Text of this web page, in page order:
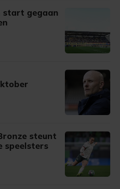
start gegaan
steunt
speelsters